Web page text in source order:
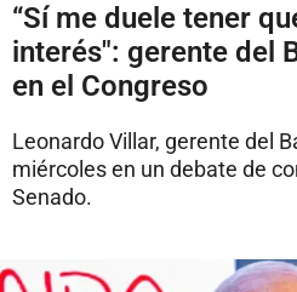
“Sí me duele tener
interés": gerente del
en el Congreso
Leonardo Villar, gerente del
miércoles en un debate de
Senado.